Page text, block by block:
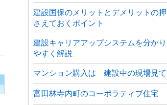
建設国保のメリットとデメリットの押
さえておくポイント
建設キャリアアップシステムを分かり
やすく解説
マンション購入は 建設中の現場見て
富田林寺内町のコーポラティブ住宅